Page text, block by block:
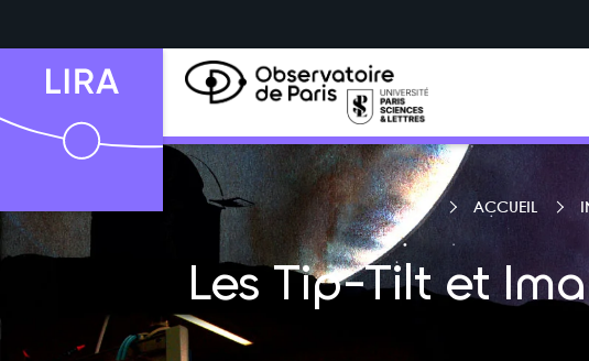
ACCUEIL
Les Tip-Tilt et